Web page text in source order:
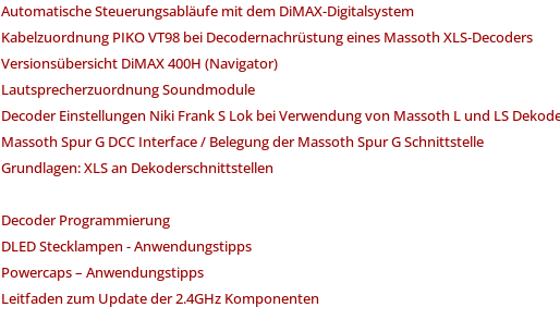
Automatische Steuerungsabläufe mit dem DiMAX-Digitalsystem
Kabelzuordnung PIKO VT98 bei Decodernachrüstung eines Massoth XLS-Decoders
Versionsübersicht DiMAX 400H (Navigator)
Lautsprecherzuordnung Soundmodule
Decoder Einstellungen Niki Frank S Lok bei Verwendung von Massoth L und LS
Massoth Spur G DCC Interface / Belegung der Massoth Spur G Schnittstelle
Grundlagen: XLS an Dekoderschnittstellen
Decoder Programmierung
DLED Stecklampen - Anwendungstipps
Powercaps – Anwendungstipps
Leitfaden zum Update der 2.4GHz Komponenten